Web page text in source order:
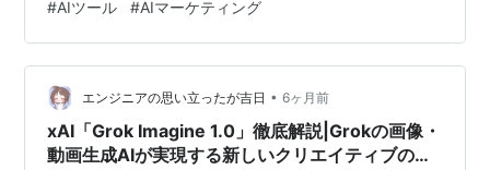
デオ拡張（Extend from Frame）」。しかも、どちらも
APIで使えるようになりました。 これはクリエイター向
けの話だけじゃありません。プロダクト紹介動画の自動
生成、社内コンテンツ制作、マーケティングの高速プ
ロ…
#AIツール #AIマーケティング
エンジニアの思い立ったが吉日 • 6ヶ月前
xAI「Grok Imagine 1.0」徹底解説|Grokの画像・
動画生成AIが実現する新しいクリエイティブの可